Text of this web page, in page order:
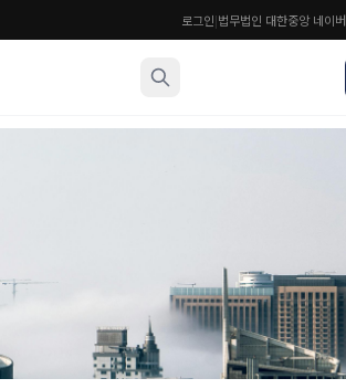
로그인|법무법인 대한중앙 네이버
법률 블로그
법률서식
뉴스레터/브로슈어